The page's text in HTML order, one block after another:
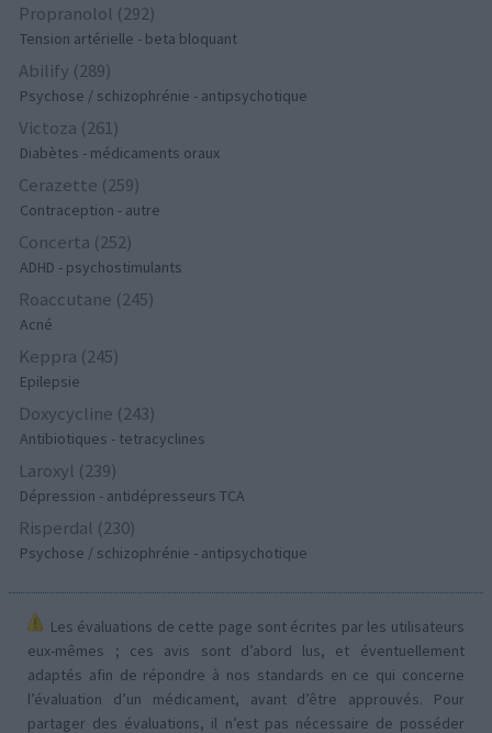
Propranolol (292)
Tension artérielle - beta bloquant
Abilify (289)
Psychose / schizophrénie - antipsychotique
Victoza (261)
Diabètes - médicaments oraux
Cerazette (259)
Contraception - autre
Concerta (252)
ADHD - psychostimulants
Roaccutane (245)
Acné
Keppra (245)
Epilepsie
Doxycycline (243)
Antibiotiques - tetracyclines
Laroxyl (239)
Dépression - antidépresseurs TCA
Risperdal (230)
Psychose / schizophrénie - antipsychotique
Les évaluations de cette page sont écrites par les utilisateurs
eux-mêmes ; ces avis sont d’abord lus, et éventuellement
adaptés afin de répondre à nos standards en ce qui concerne
l’évaluation d’un médicament, avant d’être approuvés. Pour
partager des évaluations, il n’est pas nécessaire de posséder